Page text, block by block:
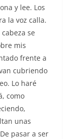
y lee. Los
la voz calla.
se
mis
frente a
cubriendo
Lo haré
como
unas
pasar a ser